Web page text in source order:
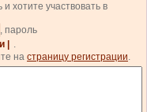
хотите участвовать в
, пароль
|
.
на страницу регистрации.